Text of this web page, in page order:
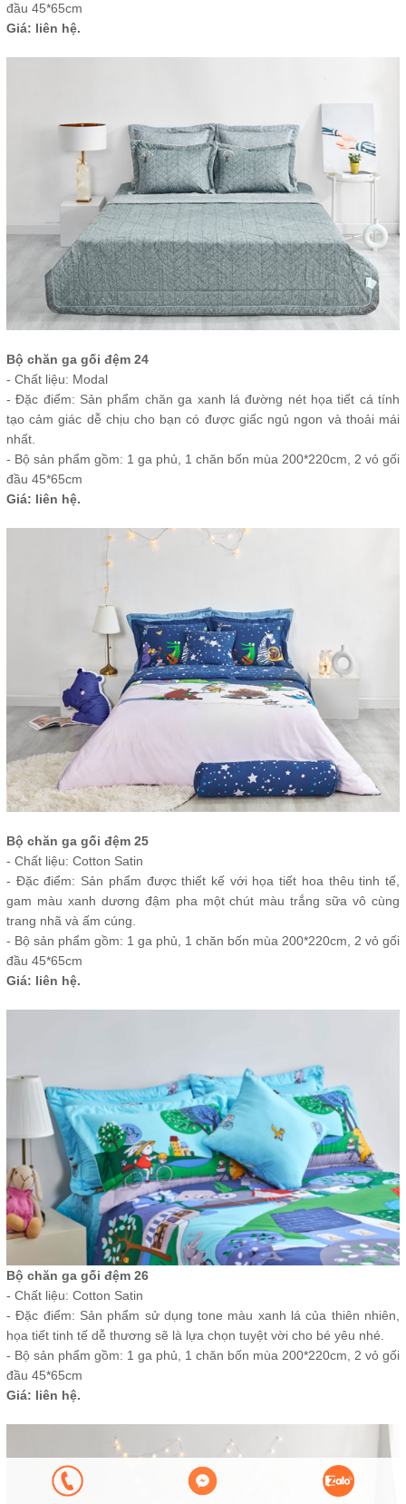
đầu 45*65cm
Giá: liên hệ.
Bộ chăn ga gối đệm 24
- Chất liệu: Modal
- Đặc điểm: Sản phẩm chăn ga xanh lá đường nét họa tiết cá tính
tạo cảm giác dễ chịu cho bạn có được giấc ngủ ngon và thoải mái
nhất.
- Bộ sản phẩm gồm: 1 ga phủ, 1 chăn bốn mùa 200*220cm, 2 vỏ gối
đầu 45*65cm
Giá: liên hệ.
Bộ chăn ga gối đệm 25
- Chất liệu: Cotton Satin
- Đặc điểm: Sản phẩm được thiết kế với họa tiết hoa thêu tinh tế,
gam màu xanh dương đậm pha một chút màu trắng sữa vô cùng
trang nhã và ấm cúng.
- Bộ sản phẩm gồm: 1 ga phủ, 1 chăn bốn mùa 200*220cm, 2 vỏ gối
đầu 45*65cm
Giá: liên hệ.
Bộ chăn ga gối đệm 26
- Chất liệu: Cotton Satin
- Đặc điểm: Sản phẩm sử dụng tone màu xanh lá của thiên nhiên,
họa tiết tinh tế dễ thương sẽ là lựa chọn tuyệt vời cho bé yêu nhé.
- Bộ sản phẩm gồm: 1 ga phủ, 1 chăn bốn mùa 200*220cm, 2 vỏ gối
đầu 45*65cm
Giá: liên hệ.